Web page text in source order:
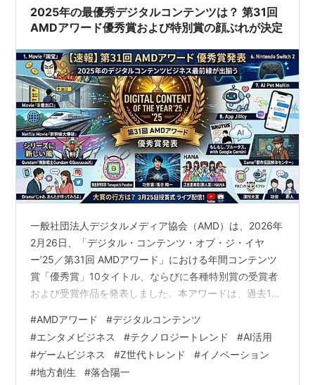
ンテンツの作り方をまとめていくね…
2025年の最優秀デジタルコンテンツは？ 第31回
AMDアワード優秀賞および特別賞の顔ぶれが決定
一般社団法人デジタルメディア協会（AMD）は、2026年
2月26日、「デジタル・コンテンツ・オブ・ジ・イヤ
ー’25／第31回 AMDアワード」における年間コンテンツ
賞「優秀賞」10タイトル、ならびに各種特別賞の受賞者
および受賞作品を発表しました。本アワードは、過去1年
した優れたコンテンツやクリエイターを讃えるもので
す。 2月26日（木） デジタルメディア協会 デジタル・コ
ンテンツ・オブ・ジ・イヤー’25／第31回 AMDアワード
年間コンテンツ賞「優秀賞」10タイトル、「功労賞」、
#AMDアワード #デジタルコンテンツ
#エンタメビジネス #テクノロジートレンド #AI活用
#ゲームビジネス #Z世代トレンド #イノベーション
#地方創生 #落合陽一